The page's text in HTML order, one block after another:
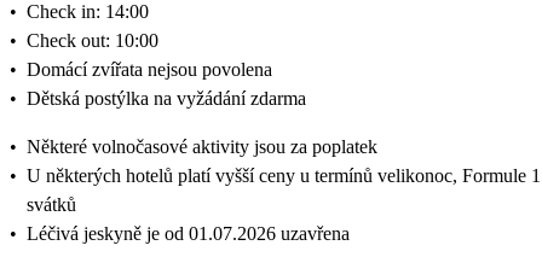
• Check in: 14:00
• Check out: 10:00
• Domácí zvířata nejsou povolena
• Dětská postýlka na vyžádání zdarma
• Některé volnočasové aktivity jsou za poplatek
• U některých hotelů platí vyšší ceny u termínů velikonoc, Formule
svátků
• Léčivá jeskyně je od 01.07.2026 uzavřena